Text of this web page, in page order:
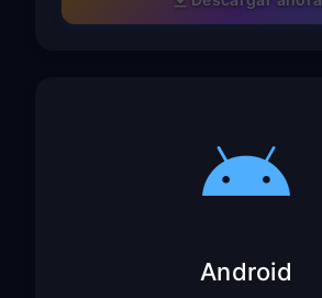
Android